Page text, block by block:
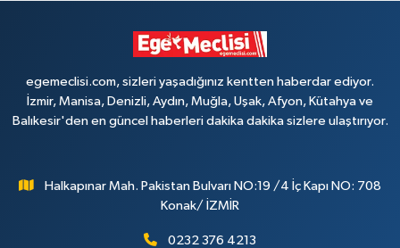
egemeclisi.com, sizleri yaşadığınız kentten haberdar ediyor.
İzmir, Manisa, Denizli, Aydın, Muğla, Uşak, Afyon, Kütahya ve
Balıkesir'den en güncel haberleri dakika dakika sizlere ulaştırıyor.
Halkapınar Mah. Pakistan Bulvarı NO:19 /4 İç Kapı NO: 708
Konak/ İZMİR
0232 376 4213